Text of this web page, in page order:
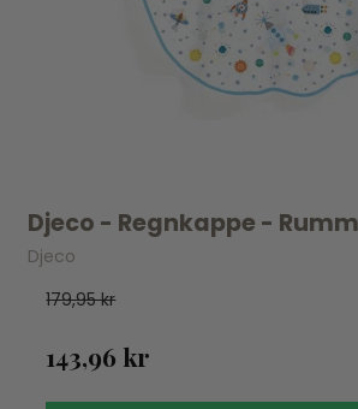
Djeco - Regnkappe -
Djeco
179,95 kr
143,96 kr